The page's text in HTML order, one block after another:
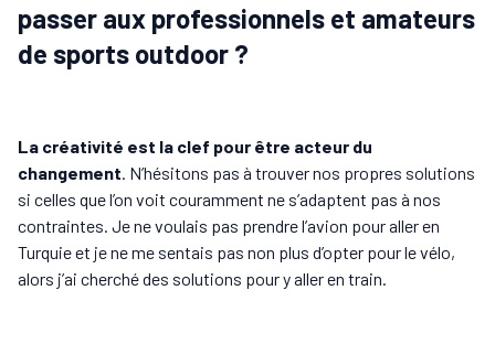
passer aux professionnels et amateurs
de sports outdoor ?
La créativité est la clef pour être acteur du
changement . N’hésitons pas à trouver nos propres solutions
si celles que l’on voit couramment ne s’adaptent pas à nos
contraintes. Je ne voulais pas prendre l’avion pour aller en
Turquie et je ne me sentais pas non plus d’opter pour le vélo,
alors j’ai cherché des solutions pour y aller en train.